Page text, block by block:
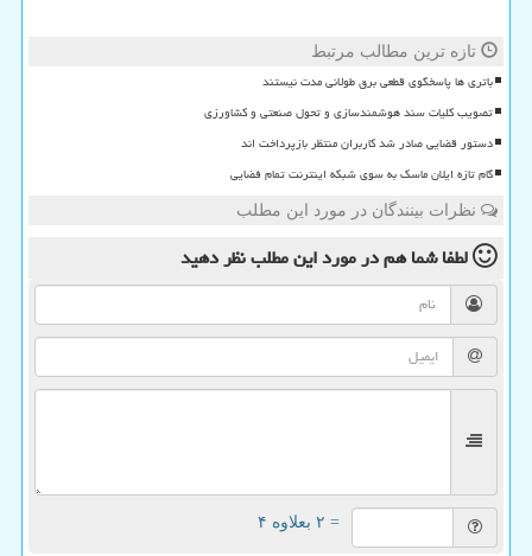
تازه ترین مطالب مرتبط
باتری ها پاسخگوی قطعی برق طولانی مدت نیستند
تصویب کلیات سند هوشمندسازی و تحول صنعتی و کشاورزی
دستور قضایی صادر شد کاربران منتظر بازپرداخت اند
گام تازه ایلان ماسک به سوی شبکه اینترنت تمام فضایی
نظرات بینندگان در مورد این مطلب
لطفا شما همدر مورد این مطلبنظر دهید
= ۲ بعلاوه ۴